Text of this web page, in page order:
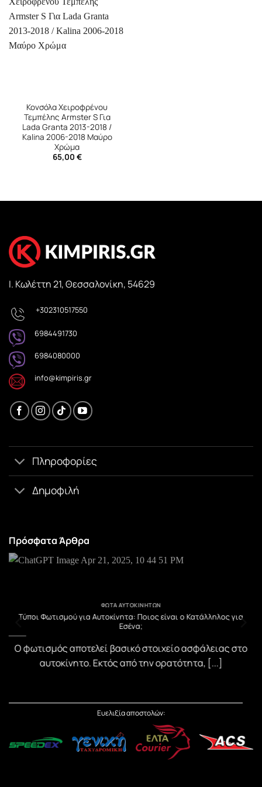
Κονσόλα Χειροφρένου
Τεμπέλης Armster S Για
Lada Granta 2013-2018 /
Kalina 2006-2018 Μαύρο
Χρώμα
65,00 €
Ι. Κωλέττη 21, Θεσσαλονίκη, 54629
+302310517550
6984491730
6984080000
info@kimpiris.gr
Πληροφορίες
Δημοφιλή
Πρόσφατα Άρθρα
ΦΏΤΑ ΑΥΤΟΚΙΝΉΤΩΝ
Τύποι Φωτισμού για Αυτοκίνητα: Ποιος είναι ο Κατάλληλος για
Εσένα;
Ο φωτισμός αποτελεί βασικό στοιχείο ασφάλειας στο
αυτοκίνητο. Εκτός από την ορατότητα, [...]
Ευελιξία αποστολών: